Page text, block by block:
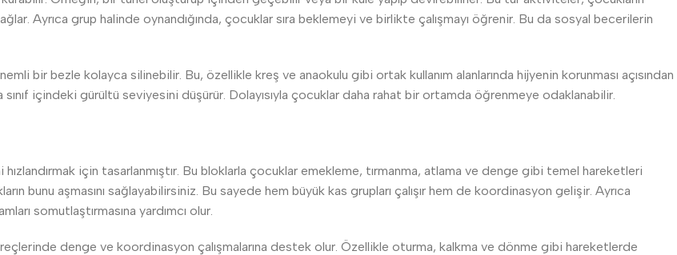
Ayrıca grup halinde oynandığında, çocuklar sıra beklemeyi ve birlikte çalışmayı öğrenir. Bu da sosyal becerilerin
bir bezle kolayca silinebilir. Bu, özellikle kreş ve anaokulu gibi ortak kullanım alanlarında hijyenin korunması açısından
sınıf içindeki gürültü seviyesini düşürür. Dolayısıyla çocuklar daha rahat bir ortamda öğrenmeye odaklanabilir.
için tasarlanmıştır. Bu bloklarla çocuklar emekleme, tırmanma, atlama ve denge gibi temel hareketleri
bunu aşmasını sağlayabilirsiniz. Bu sayede hem büyük kas grupları çalışır hem de koordinasyon gelişir. Ayrıca
somutlaştırmasına yardımcı olur.
denge ve koordinasyon çalışmalarına destek olur. Özellikle oturma, kalkma ve dönme gibi hareketlerde